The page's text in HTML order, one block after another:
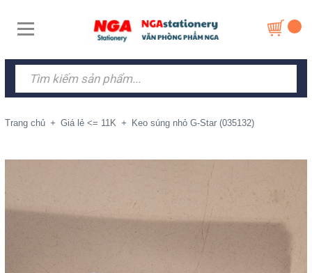
Trang chủ + Giá lẻ <= 11K + Keo súng nhỏ G-Star (035132)